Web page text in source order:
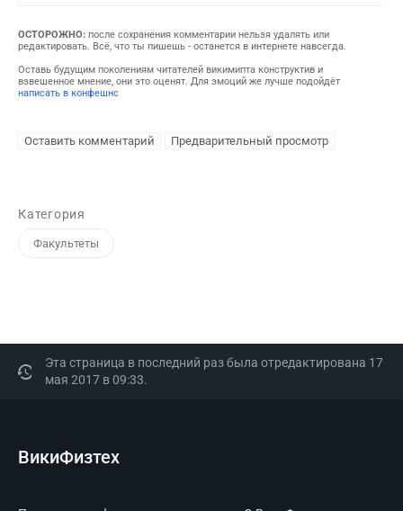
ОСТОРОЖНО: после сохранения комментарии нельзя удалять или
редактировать. Всё, что ты пишешь - останется в интернете навсегда.
Оставь будущим поколениям читателей викимипта конструктив и
взвешенное мнение, они это оценят. Для эмоций же лучше подойдёт
написать в конфешнс
Категория
Факультеты
Эта страница в последний раз была отредактирована 17
мая 2017 в 09:33.
ВикиФизтех